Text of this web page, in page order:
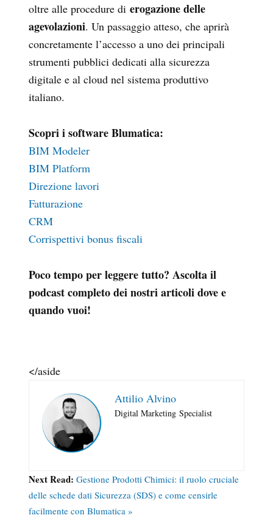
oltre alle procedure di erogazione delle
agevolazioni. Un passaggio atteso, che aprirà
concretamente l’accesso a uno dei principali
strumenti pubblici dedicati alla sicurezza
digitale e al cloud nel sistema produttivo
italiano.
Scopri i software Blumatica:
BIM Modeler
BIM Platform
Direzione lavori
Fatturazione
CRM
Corrispettivi bonus fiscali
Poco tempo per leggere tutto? Ascolta il
podcast completo dei nostri articoli dove e
quando vuoi!
</aside
Attilio Alvino
Digital Marketing Specialist
Next Read: Gestione Prodotti Chimici: il ruolo cruciale
delle schede dati Sicurezza (SDS) e come censirle
facilmente con Blumatica »